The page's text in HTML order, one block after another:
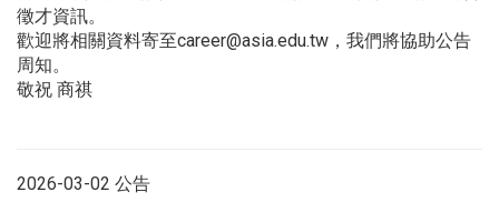
徵才資訊。
歡迎將相關資料寄至career@asia.edu.tw，我們將協助公告
周知。
敬祝 商祺
2026-03-02 公告